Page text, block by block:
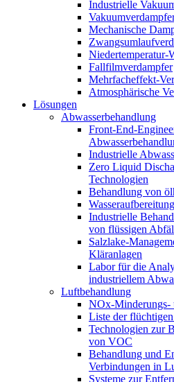
Industrielle
Mechanische
Niedertemperatur-
Fallfilmverdampfer
Mehrfacheffekt-
Atmosphärische
Lösungen
Abwasserbehandlung
Front-End-
Industrielle
Zero Liquid
Technologien
Behandlung von
Industrielle
von flüssigen
Salzlake-
Kläranlagen
Labor für die
industriellem
Luftbehandlung
NOx-Minderungs-
Liste der
Technologien zur
von VOC
Behandlung und
Verbindungen in
Systeme zur